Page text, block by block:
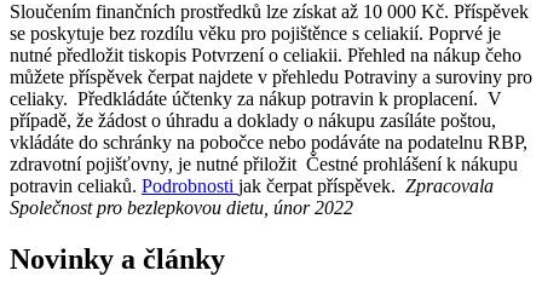
Sloučením finančních prostředků lze získat až 10 000 Kč. Příspěvek
se poskytuje bez rozdílu věku pro pojištěnce s celiakií. Poprvé je
nutné předložit tiskopis Potvrzení o celiakii. Přehled na nákup čeho
můžete příspěvek čerpat najdete v přehledu Potraviny a suroviny pro
celiaky. Předkládáte účtenky za nákup potravin k proplacení. V
případě, že žádost o úhradu a doklady o nákupu zasíláte poštou,
vkládáte do schránky na pobočce nebo podáváte na podatelnu RBP,
zdravotní pojišťovny, je nutné přiložit Čestné prohlášení k nákupu
potravin celiaků. Podrobnosti jak čerpat příspěvek. Zpracovala
Společnost pro bezlepkovou dietu, únor 2022
Novinky a články